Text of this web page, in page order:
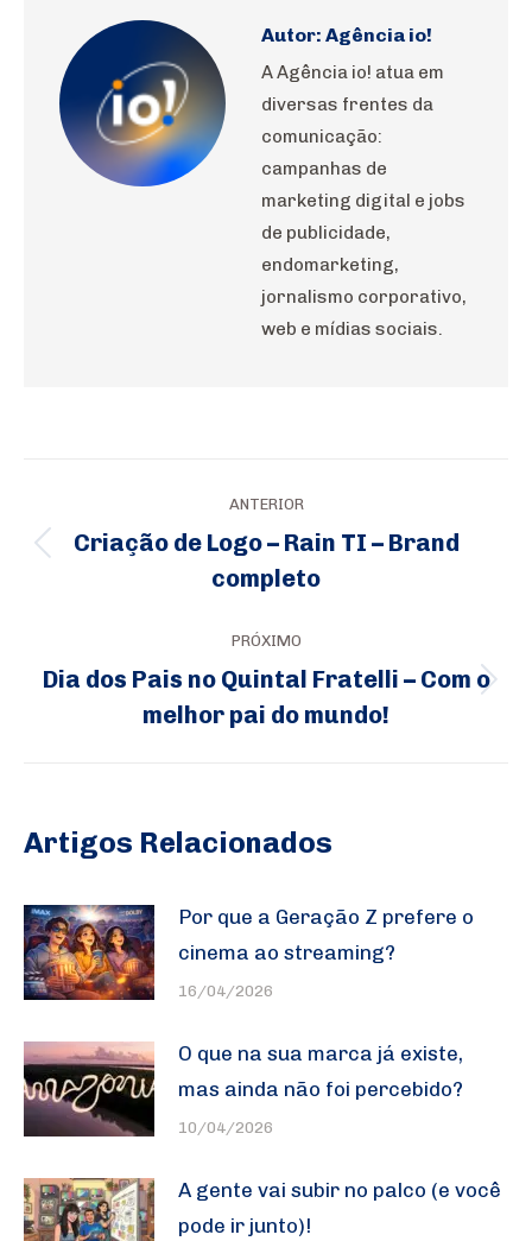
Autor: Agência io!
A Agência io! atua em
diversas frentes da
comunicação:
campanhas de
marketing digital e jobs
de publicidade,
endomarketing,
jornalismo corporativo,
web e mídias sociais.
de
ANTERIOR
anterior:
Criação de Logo – Rain TI – Brand
completo
PRÓXIMO
Dia dos Pais no Quintal Fratelli – Com o
melhor pai do mundo!
Artigos Relacionados
Por que a Geração Z prefere o
cinema ao streaming?
16/04/2026
O que na sua marca já existe,
mas ainda não foi percebido?
10/04/2026
A gente vai subir no palco (e você
pode ir junto)!